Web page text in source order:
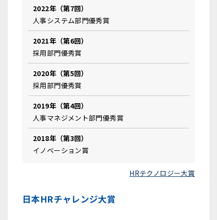
2022年（第7回）
人事システム部門優秀賞
2021年（第6回）
採用部門優秀賞
2020年（第5回）
採用部門優秀賞
2019年（第4回）
人事マネジメント部門優秀賞
2018年（第3回）
イノベーション賞
HRテクノロジー大賞
日本HRチャレンジ大賞